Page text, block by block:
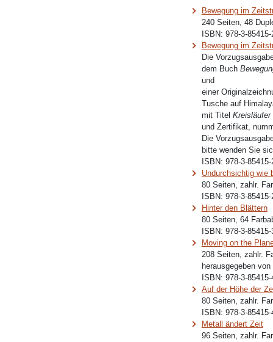
Bewegung im
240 Seiten, 48
ISBN: 978-3-85415-
Bewegung im
Die
dem Buch
und
einer
Tusche auf
mit Titel Kreisläufer
und Zertifikat,
Die
bitte wenden Sie
ISBN: 978-3-85415-
Undurchsichtig wie
80 Seiten, zahlr.
ISBN: 978-3-85415-
Hinter den Blättern
80 Seiten, 64
ISBN: 978-3-85415-
Moving on the
208 Seiten, zahlr.
herausgegeben
ISBN: 978-3-85415-
Auf der Höhe der
80 Seiten, zahlr.
ISBN: 978-3-85415-
Metall ändert Zeit
96 Seiten, zahlr.